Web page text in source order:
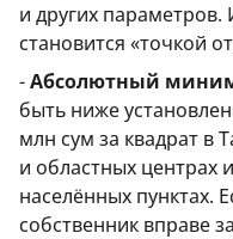
и других
становится «точкой
-Абсолютный
быть ниже
млн сум за квадрат в
и областных центрах
населённых пунктах.
собственник вправе